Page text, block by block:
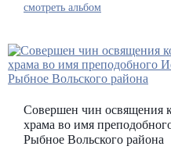
смотреть альбом
Совершен чин освящения
храма во имя
Рыбное Вольского района